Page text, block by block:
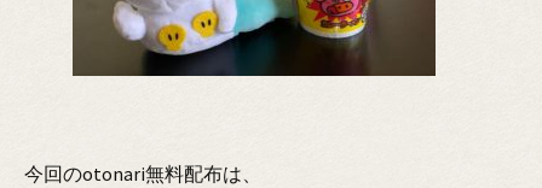
今回のotonari無料配布は、